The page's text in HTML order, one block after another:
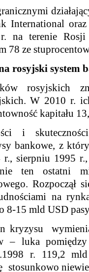
International
na terenie
78 ze
rosyjski system
rosyjskich
W 2010 r.
kapitału
i
bankowe, z
r., sierpniu 1995
ten ostatni
Rozpoczął
na
8-15 mld USD
kryzysu
– luka
r. 119,2
stosunkowo